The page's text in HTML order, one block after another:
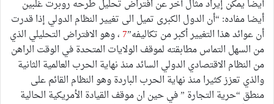
أيضا يمكن إيراد مثال آخر عن افتراض تحليل طرحه روبرت غلبين
أيضا مفاده: “أن الدول الكبرى تميل الى تغيير النظام الدولي إذا قدرت
أن عوائد هذا التغيير أكبر من تكاليفه”7، وهو الافتراض التحليلي الذي
من السهل التماس مطابقته لموقف الولايات المتحدة في الوقت الراهن
من النظام الاقتصادي الدولي السائد منذ نهاية الحرب العالمية الثانية
والذي تعزز كثيرا منذ نهاية الحرب الباردة وهو النظام القائم على
منطق “حرية التجارة ” في حين ان موقف القيادة الأمريكية الحالية